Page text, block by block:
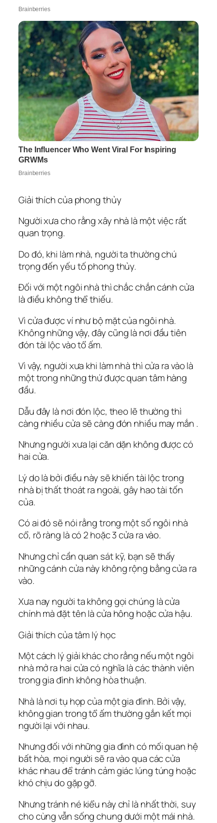
Giải thích của phong thủy
Người xưa cho rằng xây nhà là một việc rất
quan trọng.
Do đó, khi làm nhà, người ta thường chú
trọng đến yếu tố phong thủy.
Đối với một ngôi nhà thì chắc chắn cánh cửa
là điều không thể thiếu.
Vì cửa được ví như bộ mặt của ngôi nhà.
Không những vậy, đây cũng là nơi đầu tiên
đón tài lộc vào tổ ấm.
Vì vậy, người xưa khi làm nhà thì cửa ra vào là
một trong những thứ được quan tâm hàng
đầu.
Dẫu đây là nơi đón lộc, theo lẽ thường thì
càng nhiều cửa sẽ càng đón nhiều may mắn .
Nhưng người xưa lại căn dặn không được có
hai cửa.
Lý do là bởi điều này sẽ khiến tài lộc trong
nhà bị thất thoát ra ngoài, gây hao tài tốn
của.
Có ai đó sẽ nói rằng trong một số ngôi nhà
cổ, rõ ràng là có 2 hoặc 3 cửa ra vào.
Nhưng chỉ cần quan sát kỹ, bạn sẽ thấy
những cánh cửa này không rộng bằng cửa ra
vào.
Xưa nay người ta không gọi chúng là cửa
chính mà đặt tên là cửa hông hoặc cửa hậu.
Giải thích của tâm lý học
Một cách lý giải khác cho rằng nếu một ngôi
nhà mở ra hai cửa có nghĩa là các thành viên
trong gia đình không hòa thuận.
Nhà là nơi tụ họp của một gia đình. Bởi vậy,
không gian trong tổ ấm thường gắn kết mọi
người lại với nhau.
Nhưng đối với những gia đình có mối quan hệ
bất hòa, mọi người sẽ ra vào qua các cửa
khác nhau để tránh cảm giác lúng túng hoặc
khó chịu do gặp gỡ.
Nhưng tránh né kiểu này chỉ là nhất thời, suy
cho cùng vẫn sống chung dưới một mái nhà.